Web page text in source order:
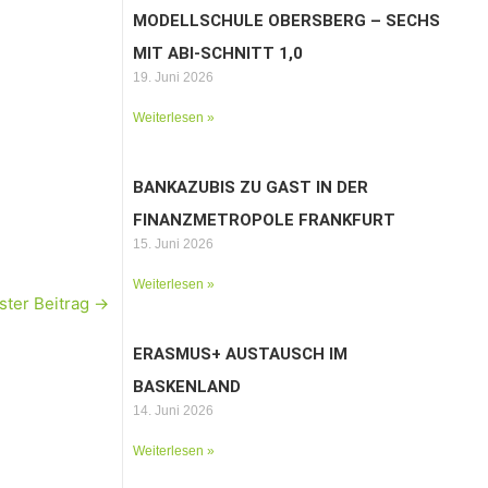
Beitrag →
MODELLSCHULE OBERSBERG – SECHS
MIT ABI-SCHNITT 1,0
19. Juni 2026
Weiterlesen »
BANKAZUBIS ZU GAST IN DER
FINANZMETROPOLE FRANKFURT
15. Juni 2026
Weiterlesen »
ERASMUS+ AUSTAUSCH IM
BASKENLAND
14. Juni 2026
Weiterlesen »